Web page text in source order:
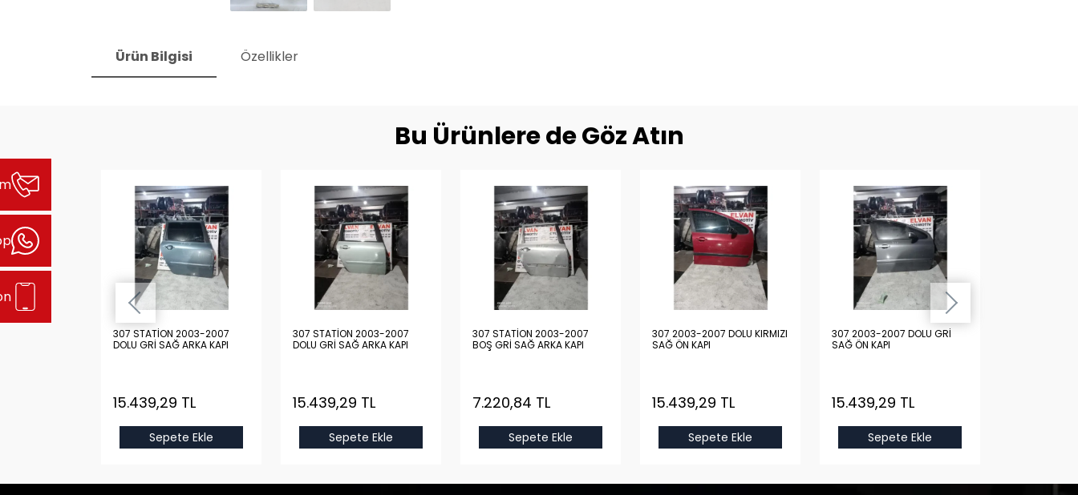
Ürün Bilgisi Özellikler
Bu Ürünlere de Göz Atın
307 STATİON 2003-2007
DOLU GRİ SAĞ ARKA KAPI
15.439,29 TL
Sepete Ekle
307 STATİON 2003-2007
DOLU GRİ SAĞ ARKA KAPI
15.439,29 TL
Sepete Ekle
307 STATİON 2003-2007
BOŞ GRİ SAĞ ARKA KAPI
7.220,84 TL
Sepete Ekle
307 2003-2007 DOLU KIRMIZI
SAĞ ÖN KAPI
15.439,29 TL
Sepete Ekle
307 2003-2007 DOLU GRİ
SAĞ ÖN KAPI
15.439,29 TL
Sepete Ekle